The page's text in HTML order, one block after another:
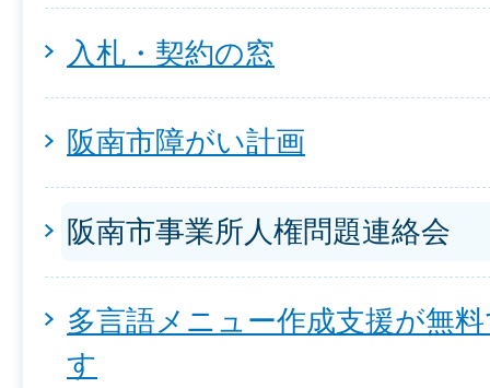
入札・契約の窓
阪南市障がい計画
阪南市事業所人権問題連絡会
多言語メニュー作成支援が無
す